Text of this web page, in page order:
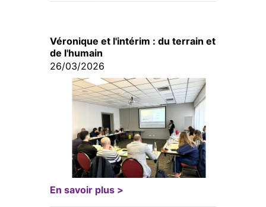
Véronique et l'intérim : du terrain et
de l'humain
26/03/2026
En savoir plus >